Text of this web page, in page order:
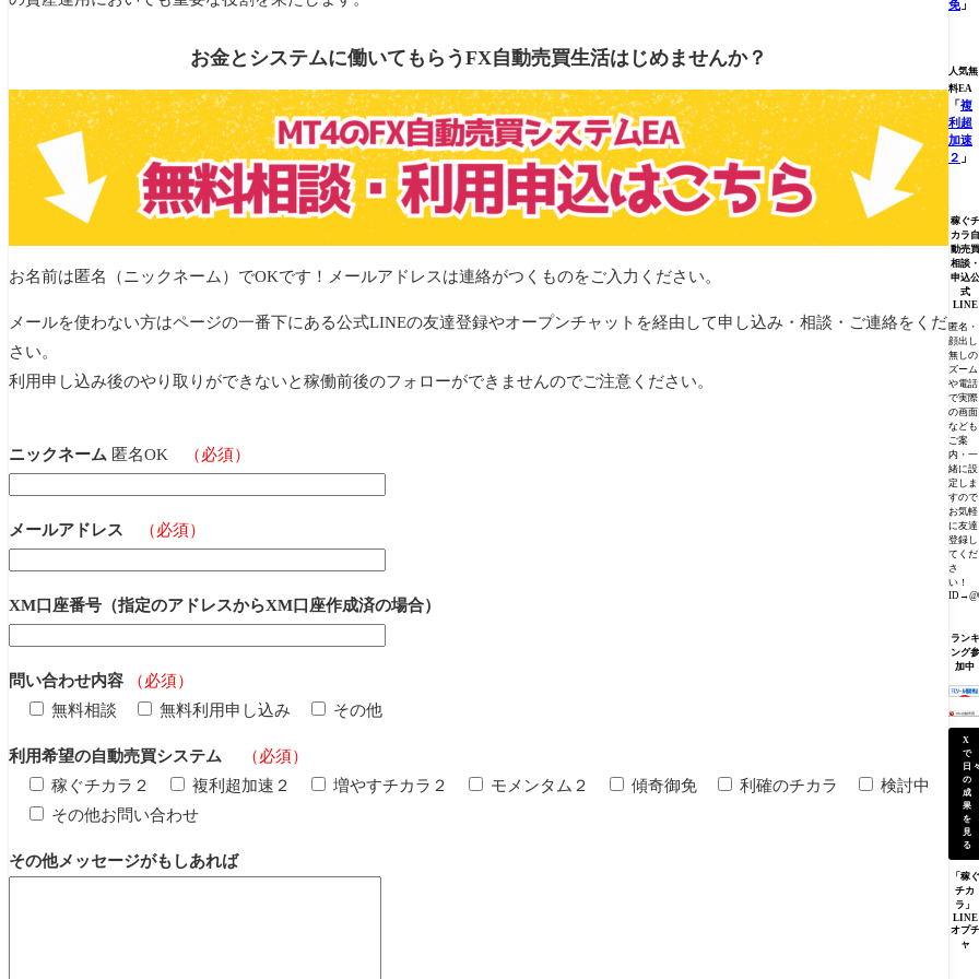
お金とシステムに働いてもらうFX自動売買生活はじめませんか？
お名前は匿名（ニックネーム）でOKです！メールアドレスは連絡がつくものをご入力ください。
メールを使わない方はページの一番下にある公式LINEの友達登録やオープンチャットを経由して申し込み・相談・ご連絡をくだ
さい。
利用申し込み後のやり取りができないと稼働前後のフォローができませんのでご注意ください。
ニックネーム 匿名OK （必須）
メールアドレス （必須）
XM口座番号（指定のアドレスからXM口座作成済の場合）
問い合わせ内容
（必須）
無料相談
無料利用申し込み その他
利用希望の自動売買システム
（必須）
稼ぐチカラ２
複利超加速２ 増やすチカラ２ モメンタム２ 傾奇御免 利確のチカラ
検討中
その他お問い合わせ
その他メッセージがもしあれば
免」
人気無
料EA
「 複
利超
加速
２ 」
稼ぐチ
カラ自
動売買
相談・
申込公
式
LINE
匿名・
顔出し
無しの
ズーム
や電話
で実際
の画面
なども
ご案
内・一
緒に設
定しま
すので
お気軽
に友達
登録し
てくだ
さ
い！
ランキ
ング参
加中
X
で
日々
の
成
果
を
見
る
「稼ぐ
チカ
ラ」
LINE
オプチ
ャ